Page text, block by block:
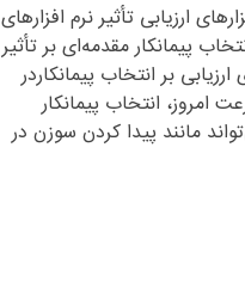
ارزیابی تأثیر نرم‌ افزارهای
پیمانکار مقدمه‌ای بر تأثیر
ارزیابی بر انتخاب پیمانکاردر
امروز، انتخاب پیمانکار
مانند پیدا کردن سوزن در